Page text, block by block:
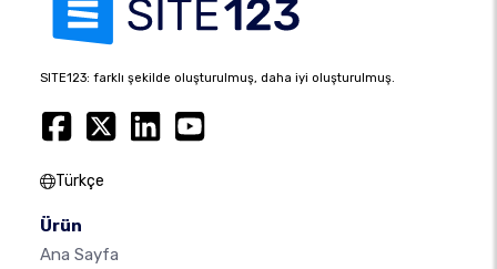
SITE123: farklı şekilde oluşturulmuş, daha iyi oluşturulmuş.
Türkçe
Ürün
Ana Sayfa